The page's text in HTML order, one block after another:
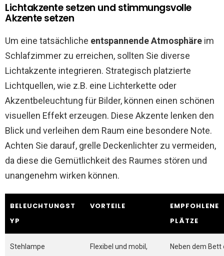
Lichtakzente setzen und stimmungsvolle
Akzente setzen
Um eine tatsächliche entspannende Atmosphäre im
Schlafzimmer zu erreichen, sollten Sie diverse
Lichtakzente integrieren. Strategisch platzierte
Lichtquellen, wie z.B. eine Lichterkette oder
Akzentbeleuchtung für Bilder, können einen schönen
visuellen Effekt erzeugen. Diese Akzente lenken den
Blick und verleihen dem Raum eine besondere Note.
Achten Sie darauf, grelle Deckenlichter zu vermeiden,
da diese die Gemütlichkeit des Raumes stören und
unangenehm wirken können.
BELEUCHTUNGST
YP
VORTEILE
EMPFOHLENE
PLÄTZE
Stehlampe
Flexibel und mobil,
Neben dem Bett